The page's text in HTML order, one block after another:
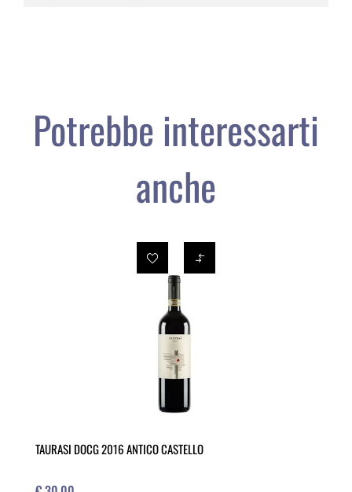
Potrebbe interessarti
anche
TAURASI DOCG 2016 ANTICO CASTELLO